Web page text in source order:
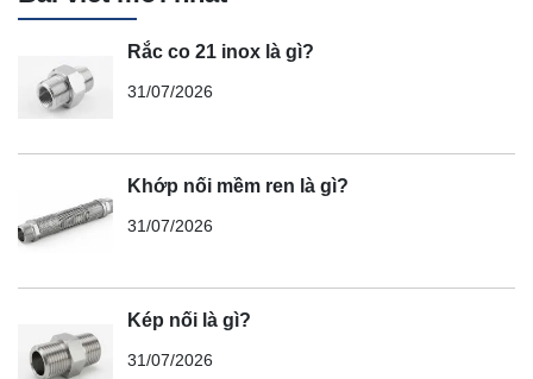
Rắc co 21 inox là gì?
31/07/2026
Khớp nối mềm ren là gì?
31/07/2026
Kép nối là gì?
31/07/2026